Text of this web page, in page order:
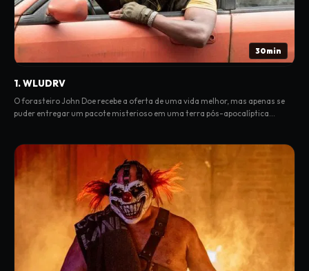
30min
1. WLUDRV
O forasteiro John Doe recebe a oferta de uma vida melhor, mas apenas se
puder entregar um pacote misterioso em uma terra pós-apocalíptica